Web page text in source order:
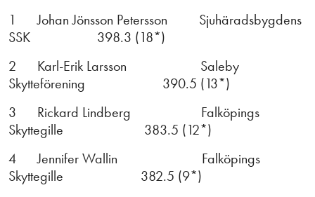
1 Johan Jönsson Petersson Sjuhäradsbygdens
SSK 398.3 (18*)
2 Karl-Erik Larsson Saleby
Skytteförening 390.5 (13*)
3 Rickard Lindberg Falköpings
Skyttegille 383.5 (12*)
4 Jennifer Wallin Falköpings
Skyttegille 382.5 (9*)